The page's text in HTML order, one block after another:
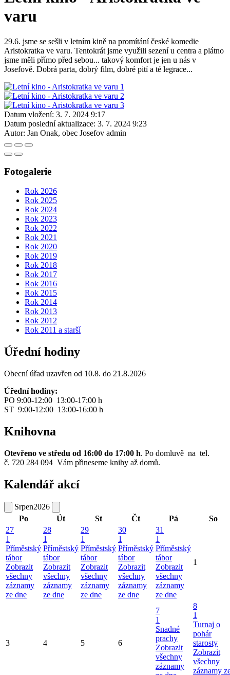
varu
29.6. jsme se sešli v letním kině na promítání české komedie
Aristokratka ve varu. Tentokrát jsme využili sezení u centra a plátno
jsme měli přímo před sebou... takový komfort je jen u nás v
Josefově. Dobrá parta, dobrý film, dobré pití a té legrace...
Datum vložení: 3. 7. 2024 9:17
Datum poslední aktualizace: 3. 7. 2024 9:23
Autor: Jan Onak, obec Josefov admin
Fotogalerie
Rok 2026
Rok 2025
Rok 2024
Rok 2023
Rok 2022
Rok 2021
Rok 2020
Rok 2019
Rok 2018
Rok 2017
Rok 2016
Rok 2015
Rok 2014
Rok 2013
Rok 2012
Rok 2011 a starší
Úřední hodiny
Obecní úřad uzavřen od 10.8. do 21.8.2026
Úřední hodiny:
PO 9:00-12:00 13:00-17:00 h
ST 9:00-12:00 13:00-16:00 h
Knihovna
Otevřeno ve středu od 16:00 do 17:00 h. Po domluvě na tel.
č. 720 284 094 Vám přineseme knihy až domů.
Kalendář akcí
Srpen2026
Po
Út St Čt Pá
So
27
1
Příměstský
tábor
Zobrazit
všechny
záznamy
ze dne
28
1
Příměstský
tábor
Zobrazit
všechny
záznamy
ze dne
29
1
Příměstský
tábor
Zobrazit
všechny
záznamy
ze dne
30
1
Příměstský
tábor
Zobrazit
všechny
záznamy
ze dne
31
1
Příměstský
tábor
Zobrazit
všechny
záznamy
ze dne
1
3 4 5 6
7
1
Snadné
prachy
Zobrazit
všechny
záznamy
8
1
Turnaj o
pohár
starosty
Zobrazit
všechny
záznamy